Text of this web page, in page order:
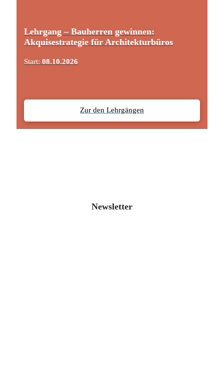
Lehrgang – Bauherren gewinnen:
Akquisestrategie für Architekturbüros
Start: 08.10.2026
Zur den Lehrgängen
Newsletter